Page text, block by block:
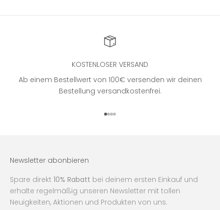
KOSTENLOSER VERSAND
Ab einem Bestellwert von 100€ versenden wir deinen
Bestellung versandkostenfrei.
Gehe zu Element 1
Gehe zu Element 2
Gehe zu Element 3
Gehe zu Element 4
Newsletter abonbieren
Spare direkt 10% Rabatt bei deinem ersten Einkauf und
erhalte regelmäßig unseren Newsletter mit tollen
Neuigkeiten, Aktionen und Produkten von uns.